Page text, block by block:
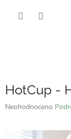
HotCup -
Průměrné
Neohodnoceno